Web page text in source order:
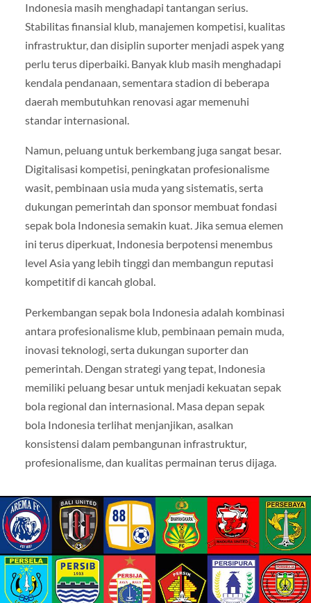
Indonesia masih menghadapi tantangan serius.
Stabilitas finansial klub, manajemen kompetisi, kualitas
infrastruktur, dan disiplin suporter menjadi aspek yang
perlu terus diperbaiki. Banyak klub masih menghadapi
kendala pendanaan, sementara stadion di beberapa
daerah membutuhkan renovasi agar memenuhi
standar internasional.
Namun, peluang untuk berkembang juga sangat besar.
Digitalisasi kompetisi, peningkatan profesionalisme
wasit, pembinaan usia muda yang sistematis, serta
dukungan pemerintah dan sponsor membuat fondasi
sepak bola Indonesia semakin kuat. Jika semua elemen
ini terus diperkuat, Indonesia berpotensi menembus
level Asia yang lebih tinggi dan membangun reputasi
kompetitif di kancah global.
Perkembangan sepak bola Indonesia adalah kombinasi
antara profesionalisme klub, pembinaan pemain muda,
inovasi teknologi, serta dukungan suporter dan
pemerintah. Dengan strategi yang tepat, Indonesia
memiliki peluang besar untuk menjadi kekuatan sepak
bola regional dan internasional. Masa depan sepak
bola Indonesia terlihat menjanjikan, asalkan
konsistensi dalam pembangunan infrastruktur,
profesionalisme, dan kualitas permainan terus dijaga.